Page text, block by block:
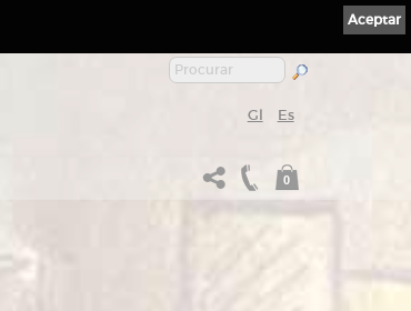
Gl Es
0
Aceptar